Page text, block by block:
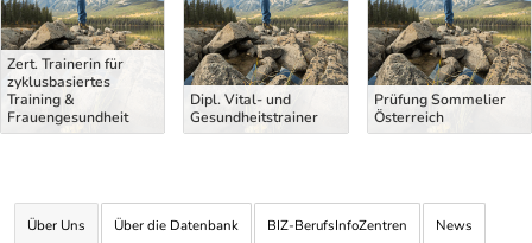
Zert. Trainerin für
zyklusbasiertes
Training &
Frauengesundheit
Dipl. Vital- und
Gesundheitstrainer
Prüfung Sommelier
Österreich
Über Uns Über die Datenbank BIZ-BerufsInfoZentren News